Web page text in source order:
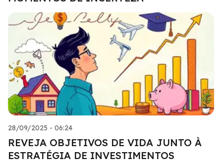
28/09/2025 - 06:24
REVEJA OBJETIVOS DE VIDA JUNTO À
ESTRATÉGIA DE INVESTIMENTOS